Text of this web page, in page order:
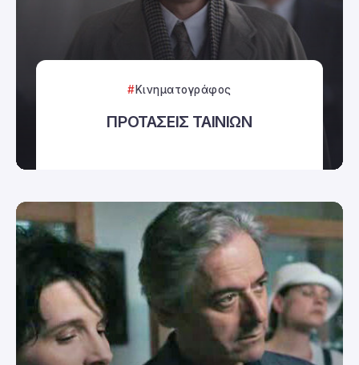
Κινηματογράφος
ΠΡΟΤΑΣΕΙΣ ΤΑΙΝΙΩΝ